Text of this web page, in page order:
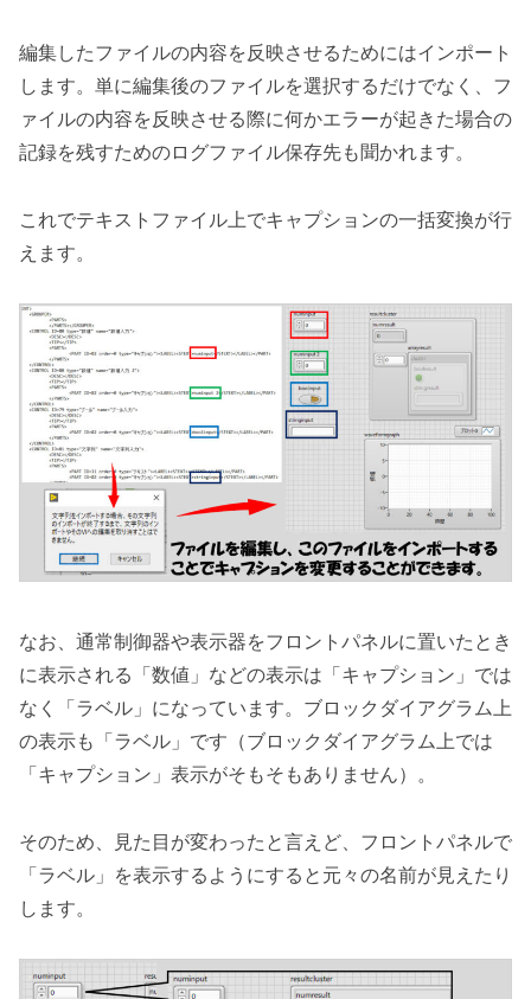
編集したファイルの内容を反映させるためにはインポート
します。単に編集後のファイルを選択するだけでなく、フ
ァイルの内容を反映させる際に何かエラーが起きた場合の
記録を残すためのログファイル保存先も聞かれます。
これでテキストファイル上でキャプションの一括変換が行
えます。
なお、通常制御器や表示器をフロントパネルに置いたとき
に表示される「数値」などの表示は「キャプション」では
なく「ラベル」になっています。ブロックダイアグラム上
の表示も「ラベル」です（ブロックダイアグラム上では
「キャプション」表示がそもそもありません）。
そのため、見た目が変わったと言えど、フロントパネルで
「ラベル」を表示するようにすると元々の名前が見えたり
します。